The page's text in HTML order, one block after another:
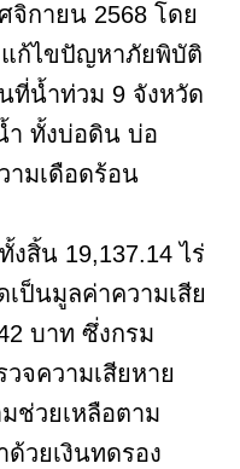
กายน 2568 โดย
ก้ไขปัญหาภัยพิบัติ
ที่น้ำท่วม 9 จังหวัด
ำ ทั้งบ่อดิน บ่อ
ามเดือดร้อน
สิ้น 19,137.14 ไร่
เป็นมูลค่าความเสีย
บาท ซึ่งกรม
วจความเสียหาย
ช่วยเหลือตาม
ด้วยเงินทดรอง